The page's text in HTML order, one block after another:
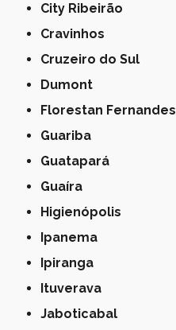
City Ribeirão
Cravinhos
Cruzeiro do Sul
Dumont
Florestan Fernandes
Guariba
Guatapará
Guaíra
Higienópolis
Ipanema
Ipiranga
Ituverava
Jaboticabal